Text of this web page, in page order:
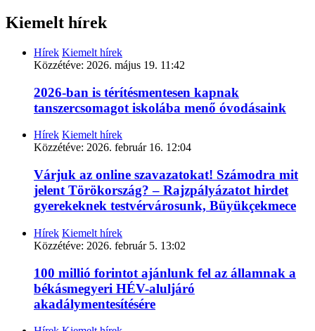
Kiemelt hírek
Hírek Kiemelt hírek
Közzétéve: 2026. május 19. 11:42
2026-ban is térítésmentesen kapnak
tanszercsomagot iskolába menő óvodásaink
Hírek Kiemelt hírek
Közzétéve: 2026. február 16. 12:04
Várjuk az online szavazatokat! Számodra mit
jelent Törökország? – Rajzpályázatot hirdet
gyerekeknek testvérvárosunk, Büyükçekmece
Hírek Kiemelt hírek
Közzétéve: 2026. február 5. 13:02
100 millió forintot ajánlunk fel az államnak a
békásmegyeri HÉV-aluljáró
akadálymentesítésére